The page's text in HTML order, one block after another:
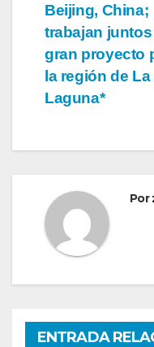
Beijing, China;
trabajan
gran proyecto
la región de La
Laguna*
Por
ENTRADA